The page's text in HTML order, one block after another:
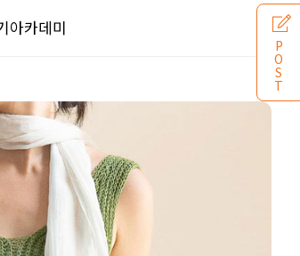
아카데미
P
O
S
T